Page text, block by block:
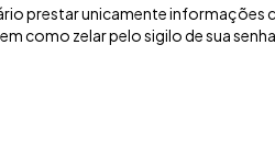
prestar unicamente informações
como zelar pelo sigilo de sua